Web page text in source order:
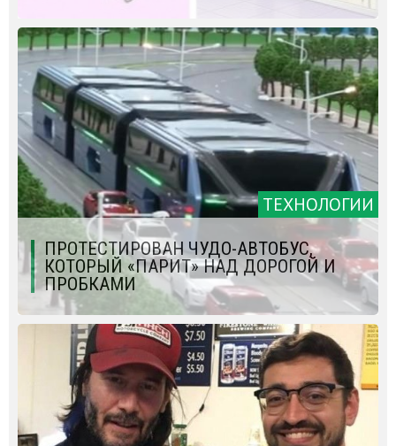
ТЕХНОЛОГИИ
ПРОТЕСТИРОВАН ЧУДО-АВТОБУС,
КОТОРЫЙ «ПАРИТ» НАД ДОРОГОЙ И
ПРОБКАМИ